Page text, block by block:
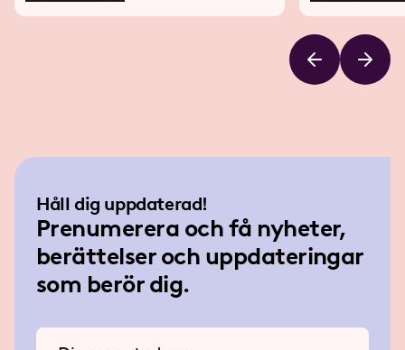
Håll dig uppdaterad!
Prenumerera och få nyheter,
berättelser och uppdateringar
som berör dig.
Ange din e-postadress